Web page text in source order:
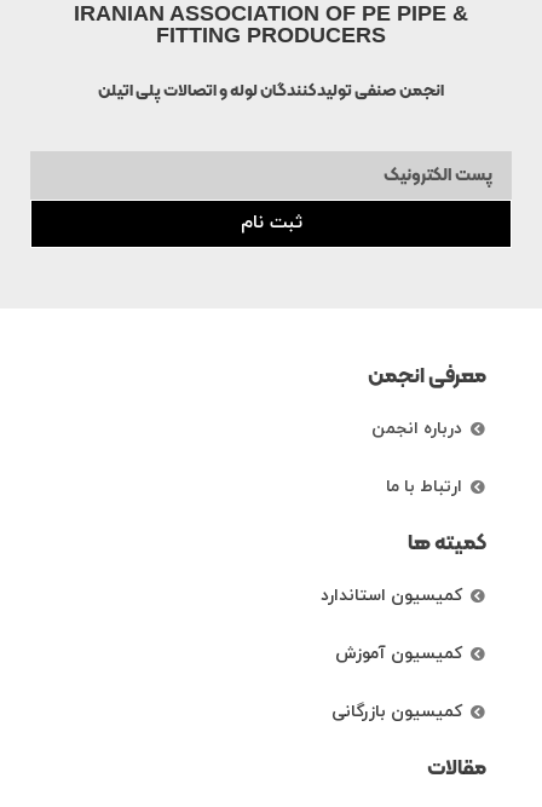
IRANIAN ASSOCIATION OF PE PIPE &
FITTING PRODUCERS
انجمن صنفی تولیدکنندگان لوله و اتصالات پلی اتیلن
ثبت نام
معرفی انجمن
درباره انجمن
ارتباط با ما
کمیته ها
کمیسیون استاندارد
کمیسیون آموزش
کمیسیون بازرگانی
مقالات